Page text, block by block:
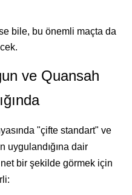
bile, bu önemli maçta da
ve Quansah
"çifte standart" ve
uygulandığına dair
bir şekilde görmek için